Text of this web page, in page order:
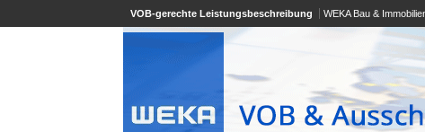
VOB-gerechte Leistungsbeschreibung WEKA Bau &